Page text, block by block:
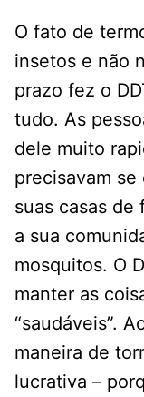
O fato de
insetos e não
prazo fez o
tudo. As
dele muito
precisavam
suas casas de
a sua
mosquitos. O
manter as
“saudáveis”.
maneira de
lucrativa –